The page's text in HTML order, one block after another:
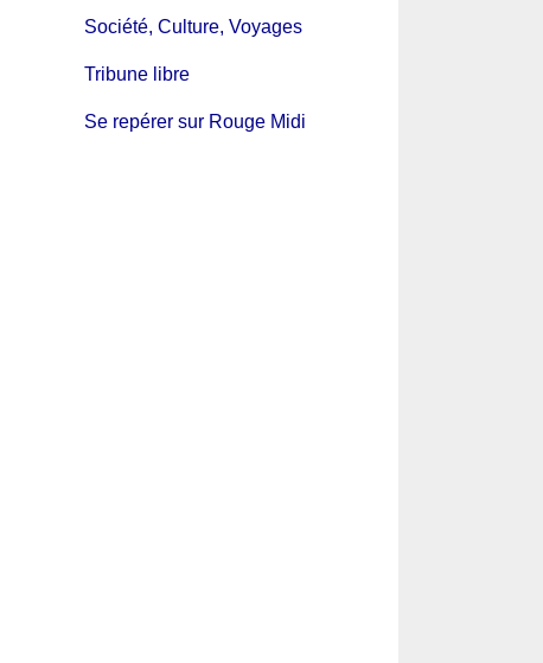
Société, Culture, Voyages
Tribune libre
Se repérer sur Rouge Midi